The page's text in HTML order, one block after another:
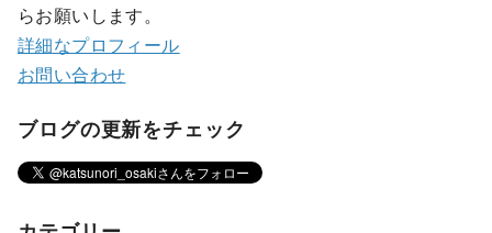
らお願いします。
詳細なプロフィール
お問い合わせ
ブログの更新をチェック